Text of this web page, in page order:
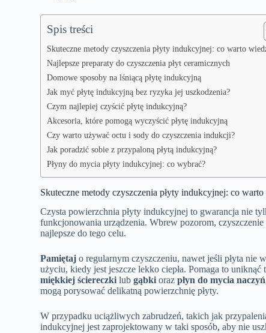
Spis treści
Skuteczne metody czyszczenia płyty indukcyjnej: co warto
Najlepsze preparaty do czyszczenia płyt ceramicznych
Domowe sposoby na lśniącą płytę indukcyjną
Jak myć płytę indukcyjną bez ryzyka jej uszkodzenia?
Czym najlepiej czyścić płytę indukcyjną?
Akcesoria, które pomogą wyczyścić płytę indukcyjną
Czy warto używać octu i sody do czyszczenia indukcji?
Jak poradzić sobie z przypaloną płytą indukcyjną?
Płyny do mycia płyty indukcyjnej: co wybrać?
Skuteczne metody czyszczenia płyty indukcyjnej: co
Czysta powierzchnia płyty indukcyjnej to gwarancja nie
funkcjonowania urządzenia. Wbrew pozorom,
najlepsze do tego celu.
Pamiętaj o regularnym czyszczeniu, nawet jeśli płyta nie
użyciu, kiedy jest jeszcze lekko ciepła. Pomaga to
miękkiej ściereczki lubgąbki orazpłyn do mycia naczyń
mogą porysować delikatną powierzchnię płyty.
W przypadku uciążliwych zabrudzeń, takich jak
indukcyjnej jest zaprojektowany w taki sposób, aby nie